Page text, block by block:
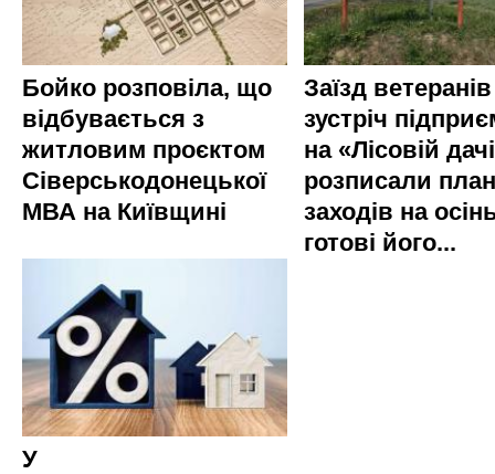
Бойко розповіла, що
відбувається з
житловим проєктом
Сіверськодонецької
МВА на Київщині
Заїзд
зустріч
на «Лісовій
розписали план
заходів на
готові його...
У